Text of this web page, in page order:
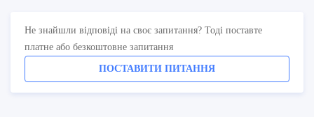
Не знайшли відповіді на своє запитання? Тоді поставте
платне або безкоштовне запитання
ПОСТАВИТИ ПИТАННЯ